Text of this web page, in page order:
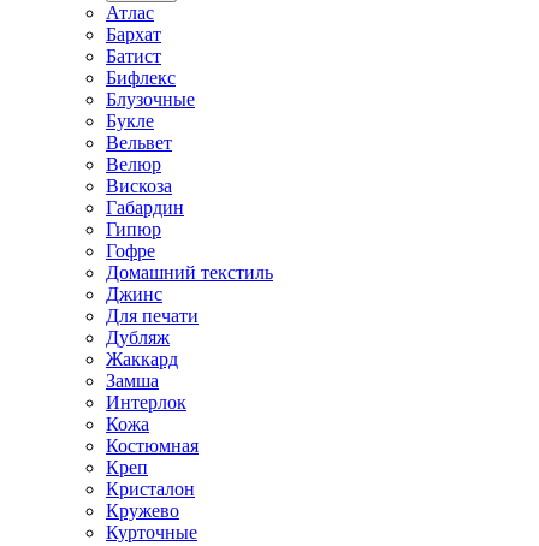
Атлас
Бархат
Батист
Бифлекс
Блузочные
Букле
Вельвет
Велюр
Вискоза
Габардин
Гипюр
Гофре
Домашний текстиль
Джинс
Для печати
Дубляж
Жаккард
Замша
Интерлок
Кожа
Костюмная
Креп
Кристалон
Кружево
Курточные